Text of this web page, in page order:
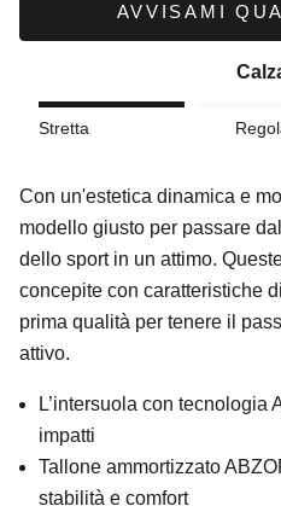
AVVISAMI
Stretta
Con un'estetica dinamica e
modello giusto per passare
dello sport in un attimo.
concepite con caratteristiche
prima qualità per tenere il
attivo.
L’intersuola con tecnologia
impatti
Tallone ammortizzato
stabilità e comfort